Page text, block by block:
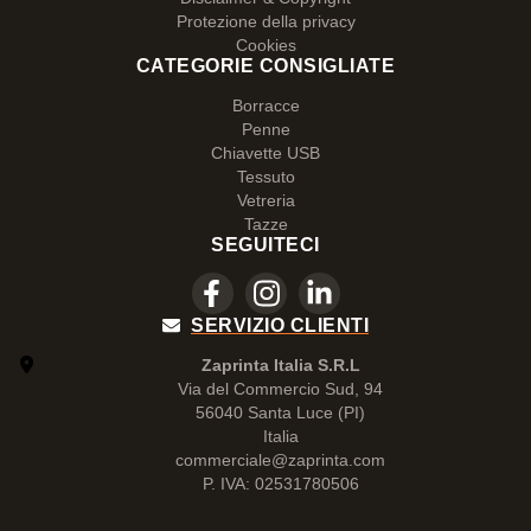
Protezione della privacy
Cookies
CATEGORIE CONSIGLIATE
Borracce
Penne
Chiavette USB
Tessuto
Vetreria
Tazze
SEGUITECI
SERVIZIO CLIENTI
Zaprinta Italia S.R.L
Via del Commercio Sud, 94
56040 Santa Luce (PI)
Italia
commerciale@zaprinta.com
P. IVA: 02531780506